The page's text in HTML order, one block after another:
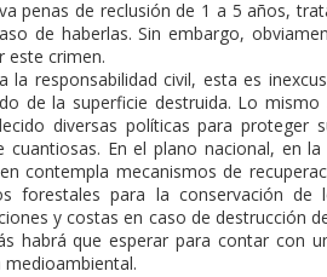
penas de reclusión de 1 a 5 años,
de haberlas. Sin embargo,
este crimen.
la responsabilidad civil, esta es
de la superficie destruida. Lo
diversas políticas para proteger
cuantiosas. En el plano nacional, en
contempla mecanismos de
forestales para la conservación
y costas en caso de destrucción
habrá que esperar para contar con